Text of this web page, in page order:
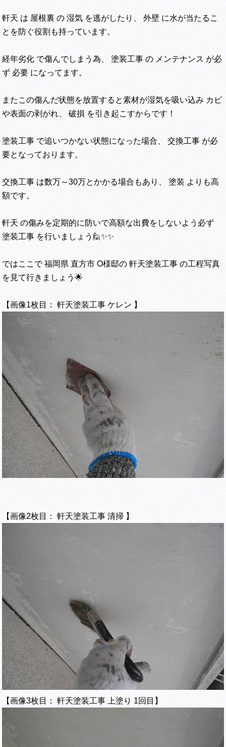
軒天 は 屋根裏 の 湿気 を逃がしたり、 外壁 に水が当たるこ
とを防ぐ役割も持っています。
経年劣化 で傷んでしまう為、 塗装工事 の メンテナンス が必
ず 必要 になってます。
またこの傷んだ状態を放置すると素材が湿気を吸い込み カビ
や表面の剥がれ、 破損 を引き起こすからです！
塗装工事 で追いつかない状態になった場合、 交換工事 が必
要となっております。
交換工事 は数万～30万とかかる場合もあり、 塗装 よりも高
額です。
軒天 の傷みを定期的に防いで高額な出費をしないよう必ず
塗装工事 を行いましょう🙋✨✨
ではここで 福岡県 直方市 O様邸の 軒天塗装工事 の工程写真
を見て行きましょう🌟
【画像1枚目： 軒天塗装工事 ケレン 】
【画像2枚目： 軒天塗装工事 清掃 】
【画像3枚目： 軒天塗装工事 上塗り 1回目】